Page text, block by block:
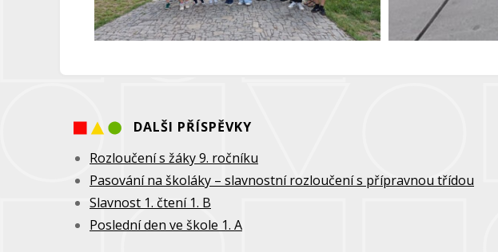
DALŠI PŘÍSPĚVKY
Rozloučení s žáky 9. ročníku
Pasování na školáky – slavnostní rozloučení s přípravnou třídou
Slavnost 1. čtení 1. B
Poslední den ve škole 1. A